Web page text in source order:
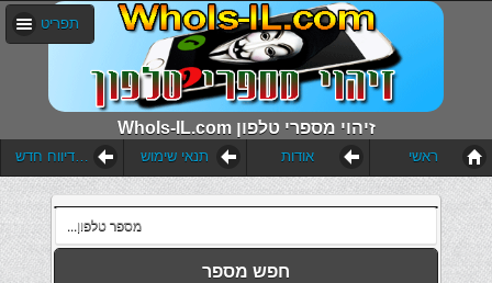
WhoIs-IL.com זיהוי מספרי טלפון
תפריט
הוסף דיווח חדש תנאי שימוש אודות ראשי
חפש מספר